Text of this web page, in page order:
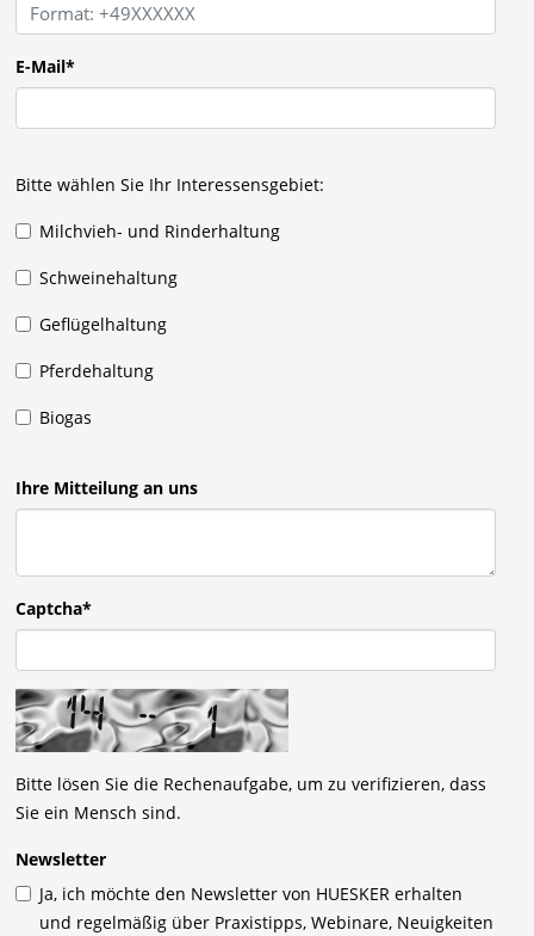
E-Mail*
Bitte wählen Sie Ihr Interessensgebiet:
Milchvieh- und Rinderhaltung
Schweinehaltung
Geflügelhaltung
Pferdehaltung
Biogas
Ihre Mitteilung an uns
Captcha*
Bitte lösen Sie die Rechenaufgabe, um zu verifizieren, dass
Sie ein Mensch sind.
Newsletter
Ja, ich möchte den Newsletter von HUESKER erhalten
und regelmäßig über Praxistipps, Webinare, Neuigkeiten